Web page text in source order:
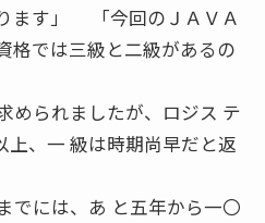
ます」 「今回のＪＡＶＡ
格では三級と二級があるの
められましたが、ロジス テ
上、一 級は時期尚早だと返
でには、あ と五年から一〇